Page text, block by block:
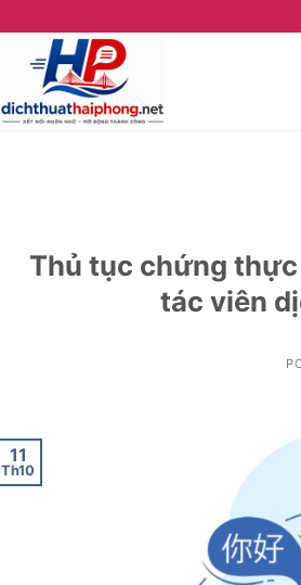
Thủ tục chứng
tác viên
11
Th10